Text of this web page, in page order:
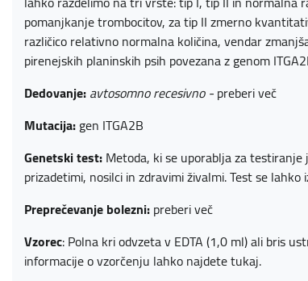
pomanjkanje trombocitov, za tip II zmerno
različico relativno normalna količina, vendar
pirenejskih planinskih psih povezana z genom
Dedovanje:avtosomno recesivno -preberi več
Mutacija:gen ITGA2B
Genetski test:Metoda, ki se uporablja za
prizadetimi, nosilci in zdravimi živalmi. Test se
Preprečevanje bolezni:preberi več
Vzorec: Polna kri odvzeta v EDTA (1,0 ml) ali bris
informacije o vzorčenju lahko najdetetukaj.